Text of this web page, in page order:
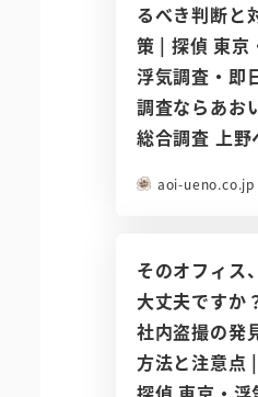
るべき判断と
策 | 探偵 東京
浮気調査・即
調査ならあお
総合調査 上野
aoi-ueno.co.jp
そのオフィス、
大丈夫ですか
社内盗撮の発
方法と注意点 |